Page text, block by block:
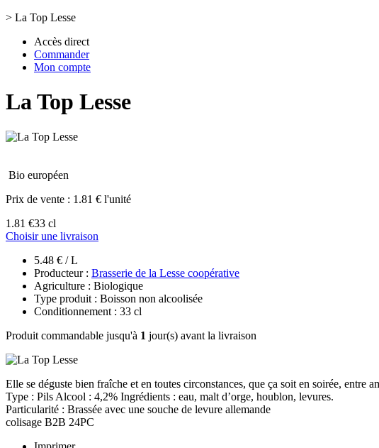
> La Top Lesse
Accès direct
Commander
Mon compte
La Top Lesse
Bio européen
Prix de vente : 1.81 € l'unité
1.81 €33 cl
Choisir une livraison
5.48 € / L
Producteur : Brasserie de la Lesse coopérative
Agriculture : Biologique
Type produit : Boisson non alcoolisée
Conditionnement : 33 cl
Produit commandable jusqu'à 1 jour(s) avant la livraison
Elle se déguste bien fraîche et en toutes circonstances, que ça soit en soirée, entre
Type : Pils Alcool : 4,2% Ingrédients : eau, malt d’orge, houblon, levures.
Particularité : Brassée avec une souche de levure allemande
colisage B2B 24PC